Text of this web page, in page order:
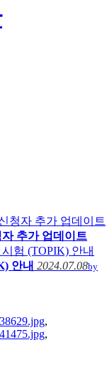
청자 추가 업데이트
추가 업데이트
험 (TOPIK) 안내
안내 2024.07.08by
,
,